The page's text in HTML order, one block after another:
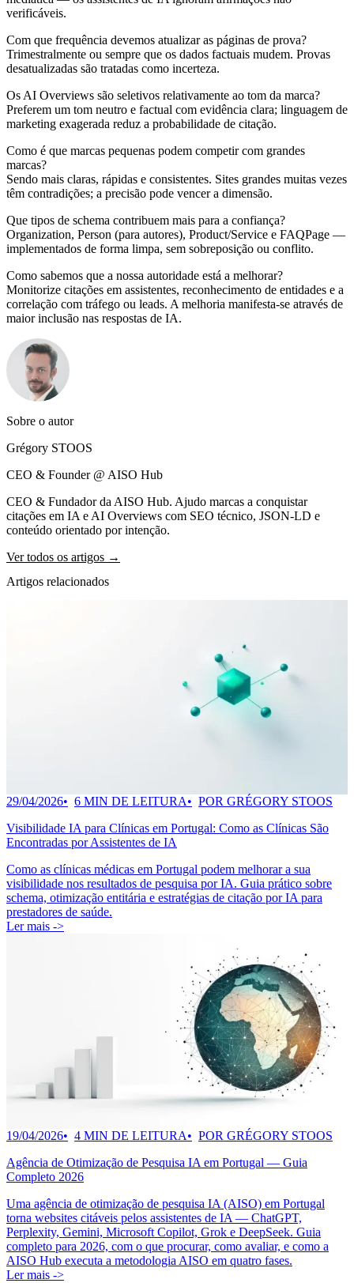
verificáveis.
Com que frequência devemos atualizar as páginas de prova?
Trimestralmente ou sempre que os dados factuais mudem. Provas
desatualizadas são tratadas como incerteza.
Os AI Overviews são seletivos relativamente ao tom da marca?
Preferem um tom neutro e factual com evidência clara; linguagem de
marketing exagerada reduz a probabilidade de citação.
Como é que marcas pequenas podem competir com grandes
marcas?
Sendo mais claras, rápidas e consistentes. Sites grandes muitas vezes
têm contradições; a precisão pode vencer a dimensão.
Que tipos de schema contribuem mais para a confiança?
Organization, Person (para autores), Product/Service e FAQPage —
implementados de forma limpa, sem sobreposição ou conflito.
Como sabemos que a nossa autoridade está a melhorar?
Monitorize citações em assistentes, reconhecimento de entidades e a
correlação com tráfego ou leads. A melhoria manifesta-se através de
maior inclusão nas respostas de IA.
Sobre o autor
Grégory STOOS
CEO & Founder @ AISO Hub
CEO & Fundador da AISO Hub. Ajudo marcas a conquistar
citações em IA e AI Overviews com SEO técnico, JSON-LD e
conteúdo orientado por intenção.
Ver todos os artigos →
Artigos relacionados
29/04/2026 6 MIN DE LEITURA
POR GRÉGORY STOOS
Visibilidade IA para Clínicas em Portugal: Como as Clínicas São
Encontradas por Assistentes de IA
Como as clínicas médicas em Portugal podem melhorar a sua
visibilidade nos resultados de pesquisa por IA. Guia prático sobre
schema, otimização entitária e estratégias de citação por IA para
prestadores de saúde.
Ler mais ->
19/04/2026 4 MIN DE LEITURA
POR GRÉGORY STOOS
Agência de Otimização de Pesquisa IA em Portugal — Guia
Completo 2026
Uma agência de otimização de pesquisa IA (AISO) em Portugal
torna websites citáveis pelos assistentes de IA — ChatGPT,
Perplexity, Gemini, Microsoft Copilot, Grok e DeepSeek. Guia
completo para 2026, com o que procurar, como avaliar, e como a
AISO Hub executa a metodologia AISO em quatro fases.
Ler mais ->